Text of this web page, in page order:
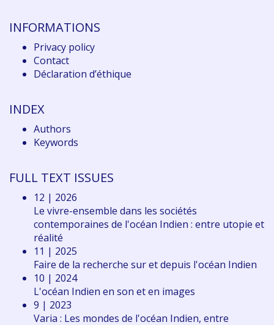
INFORMATIONS
Privacy policy
Contact
Déclaration d’éthique
INDEX
Authors
Keywords
FULL TEXT ISSUES
12 | 2026
Le vivre-ensemble dans les sociétés
contemporaines de l'océan Indien : entre utopie et
réalité
11 | 2025
Faire de la recherche sur et depuis l'océan Indien
10 | 2024
L'océan Indien en son et en images
9 | 2023
Varia : Les mondes de l'océan Indien, entre